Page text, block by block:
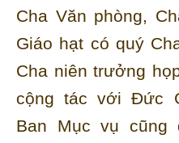
Cha Văn phòng,
Giáo hạt có quý
Cha niên trưởng
cộng tác với Đức
Ban Mục vụ cũng